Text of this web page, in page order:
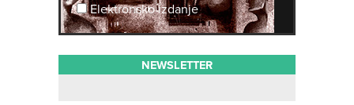
Elektronsko izdanje
NEWSLETTER